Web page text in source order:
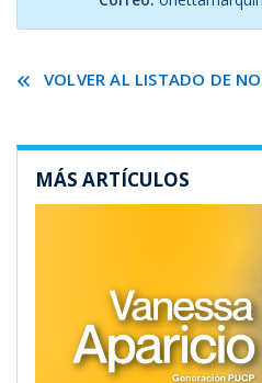
VOLVER AL LISTADO DE
MÁS ARTÍCULOS